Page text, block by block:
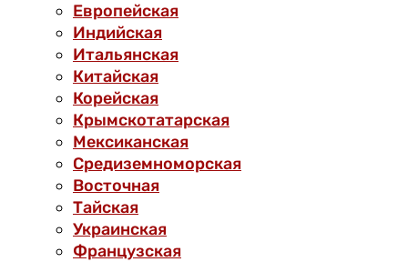
Европейская
Индийская
Итальянская
Китайская
Корейская
Крымскотатарская
Мексиканская
Средиземноморская
Восточная
Тайская
Украинская
Французская